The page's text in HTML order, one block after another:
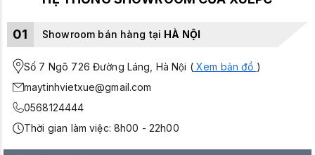
01 Showroom bán hàng tại HÀ NỘI
Số 7 Ngõ 726 Đường Láng, Hà Nội (Xem bản đồ )
maytinhvietxue@gmail.com
0568124444
Thời gian làm việc: 8h00 - 22h00